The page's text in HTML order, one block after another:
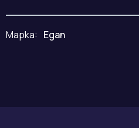
Марка: Egan